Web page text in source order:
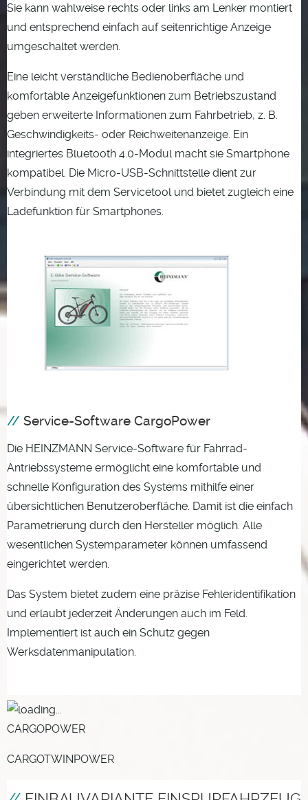
Sie kann wahlweise rechts oder links am Lenker montiert
und entsprechend einfach auf seitenrichtige Anzeige
umgeschaltet werden.
Eine leicht verständliche Bedienoberfläche und
komfortable Anzeigefunktionen zum Betriebszustand
geben erweiterte Informationen zum Fahrbetrieb, z. B.
Geschwindigkeits- oder Reichweitenanzeige. Ein
integriertes Bluetooth 4.0-Modul macht sie Smartphone
kompatibel. Die Micro-USB-Schnittstelle dient zur
Verbindung mit dem Servicetool und bietet zugleich eine
Ladefunktion für Smartphones.
Service-Software CargoPower
Die HEINZMANN Service-Software für Fahrrad-
Antriebssysteme ermöglicht eine komfortable und
schnelle Konfiguration des Systems mithilfe einer
übersichtlichen Benutzeroberfläche. Damit ist die einfach
Parametrierung durch den Hersteller möglich. Alle
wesentlichen Systemparameter können umfassend
eingerichtet werden.
Das System bietet zudem eine präzise Fehleridentifikation
und erlaubt jederzeit Änderungen auch im Feld.
Implementiert ist auch ein Schutz gegen
Werksdatenmanipulation.
CARGOPOWER
CARGOTWINPOWER